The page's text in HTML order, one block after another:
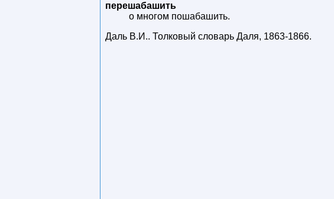
перешабашить
о многом пошабашить.
Даль В.И.. Толковый словарь Даля, 1863-1866.